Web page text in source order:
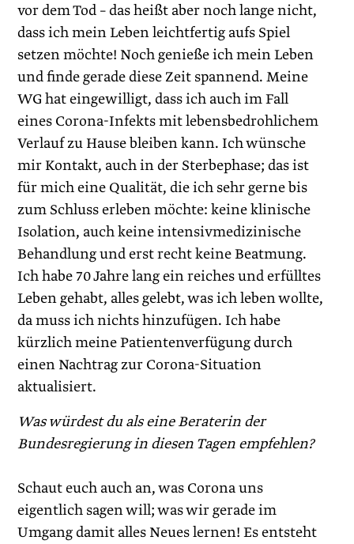
vor dem Tod – das heißt aber noch lange nicht,
dass ich mein Leben leichtfertig aufs Spiel
setzen möchte! Noch genieße ich mein Leben
und finde gerade diese Zeit spannend. Meine
WG hat eingewilligt, dass ich auch im Fall
eines Corona-Infekts mit lebensbedrohlichem
Verlauf zu Hause bleiben kann. Ich wünsche
mir Kontakt, auch in der Sterbephase; das ist
für mich eine Qualität, die ich sehr gerne bis
zum Schluss erleben möchte: keine klinische
Isolation, auch keine intensivmedizinische
Behandlung und erst recht keine Beatmung.
Ich habe 70 Jahre lang ein reiches und erfülltes
Leben gehabt, alles gelebt, was ich leben wollte,
da muss ich nichts hinzufügen. Ich habe
kürzlich meine Patientenverfügung durch
einen Nachtrag zur Corona-Situation
aktualisiert.
Was würdest du als eine Beraterin der
Bundesregierung in diesen Tagen empfehlen?
Schaut euch auch an, was Corona uns
eigentlich sagen will; was wir gerade im
Umgang damit alles Neues lernen! Es entsteht